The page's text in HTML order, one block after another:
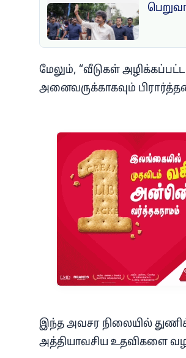
மேலும், “வீடுகள்
அனைவருக்காகவும்
இந்த அவசர நிலையில்
அத்தியாவசிய உதவிகளை